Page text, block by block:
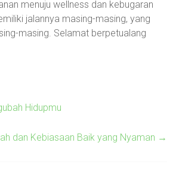
menuju wellness dan kebugaran
jalannya masing-masing, yang
masing. Selamat berpetualang
Hidupmu
dan Kebiasaan Baik yang Nyaman →